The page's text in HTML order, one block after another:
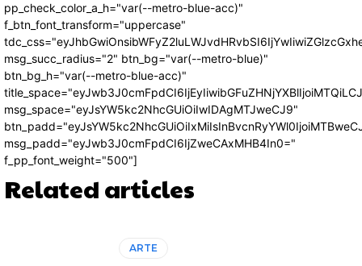
pp_check_color_a_h="var(--metro-blue-acc)"
f_btn_font_transform="uppercase"
msg_succ_radius="2" btn_bg="var(--metro-blue)"
btn_bg_h="var(--metro-blue-acc)"
msg_space="eyJsYW5kc2NhcGUiOiIwIDAgMTJweCJ9"
msg_padd="eyJwb3J0cmFpdCI6IjZweCAxMHB4In0="
f_pp_font_weight="500"]
Related articles
ARTE